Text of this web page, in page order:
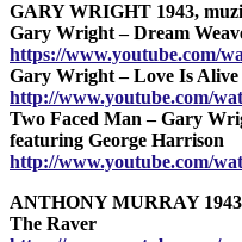
GARY WRIGHT 1943,
Gary Wright – Dream
https://www.youtube.com/
Gary Wright – Love Is
http://www.youtube.com/
Two Faced Man – Gary
featuring George Harrison
http://www.youtube.com/
ANTHONY MURRAY
The Raver